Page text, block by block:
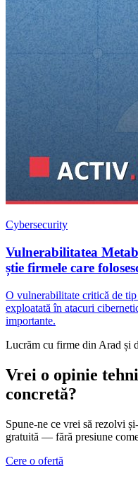
Cybersecurity
Vulnerabilitatea
știe firmele care
O vulnerabilitate critică de
exploatată în atacuri
importante.
Lucrăm cu firme din Arad și
Vrei o opinie
concretă?
Spune-ne ce vrei să rezolvi
gratuită — fără presiune
Cere o ofertă